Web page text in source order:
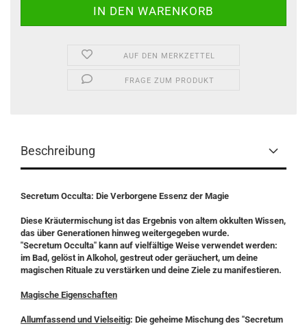
AUF DEN MERKZETTEL
FRAGE ZUM PRODUKT
Beschreibung
Secretum Occulta: Die Verborgene Essenz der Magie
Diese Kräutermischung ist das Ergebnis von altem okkulten Wissen,
das über Generationen hinweg weitergegeben wurde.
"Secretum Occulta" kann auf vielfältige Weise verwendet werden:
im Bad, gelöst in Alkohol, gestreut oder geräuchert, um deine
magischen Rituale zu verstärken und deine Ziele zu manifestieren.
Magische Eigenschaften
Allumfassend und Vielseitig: Die geheime Mischung des "Secretum